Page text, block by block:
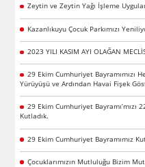
Zeytin ve Zeytin Yağı İşleme
Kazanlıkuyu Çocuk Parkımızı
2023 YILI KASIM AYI OLAĞAN
29 Ekim Cumhuriyet Bayramımızı
Yürüyüşü ve Ardından Havai Fişek
29 Ekim Cumhuriyet Bayramı’mızı
Kutladık.
29 Ekim Cumhuriyet Bayramımız
Çocuklarımızın Mutluluğu Bizim